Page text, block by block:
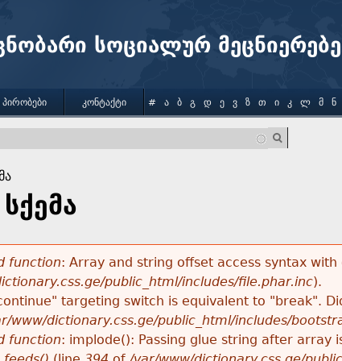
სოციალურ
function: Array and string offset access syntax
public_html/includes/file.phar.inc).
targeting switch is equivalent to "break".
www/dictionary.css.ge/public_html/includes/
function: implode(): Passing glue string after array
ᲞᲘᲠᲝᲑᲔᲑᲘ ᲙᲝᲜᲢᲐᲥᲢᲘ # Ა Ბ Გ Დ Ე Ვ Ზ Თ Ი Კ Ლ Მ Ნ